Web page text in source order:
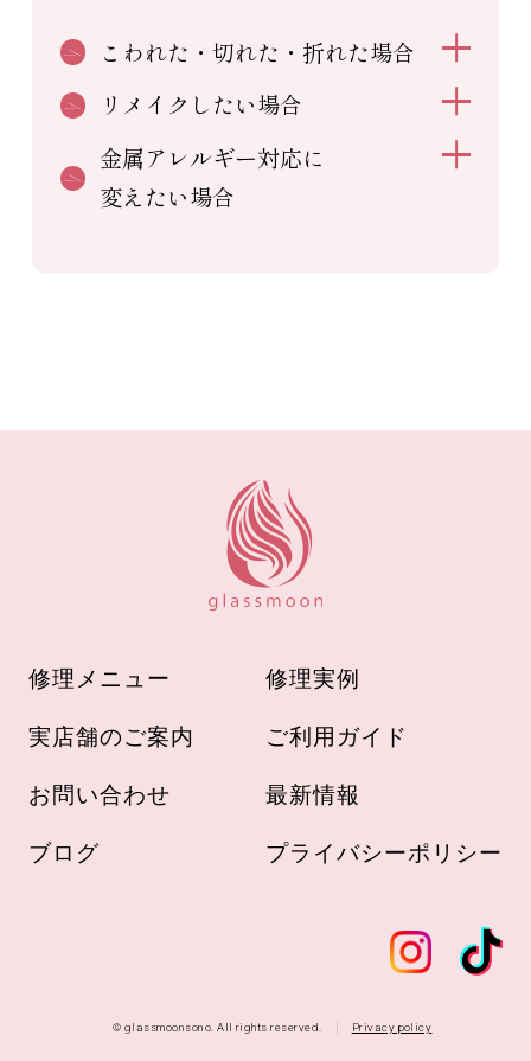
こわれた・切れた・折れた場合
リメイクしたい場合
金属アレルギー対応に
変えたい場合
修理メニュー 修理実例
実店舗のご案内 ご利用ガイド
お問い合わせ 最新情報
ブログ プライバシーポリシー
© glassmoonsono. All rights reserved. Privacy policy